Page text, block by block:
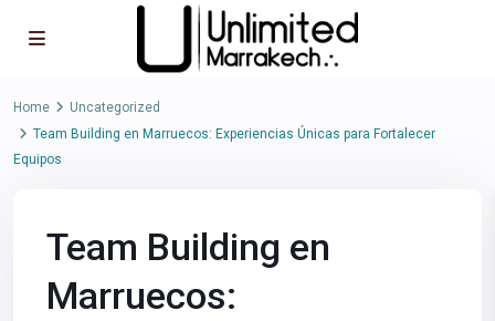
Home
Uncategorized
Team Building en Marruecos: Experiencias Únicas para Fortalecer
Equipos
Team Building en
Marruecos: